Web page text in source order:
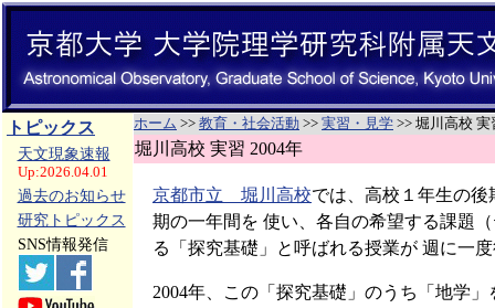
トピックス
天文現象速報
Up:2026.04.01
過去のお知らせ
研究トピックス
SNS情報発信
ホーム >> 教育・社会活動 >> 実習・見学 >> 堀川高校 実
堀川高校 実習 2004年
京都市立 堀川高校では、高校１年生の
期の一年間を 使い、各自の希望する課題
る「探究基礎」と呼ばれる授業が 週に一
2004年、この「探究基礎」のうち「地学